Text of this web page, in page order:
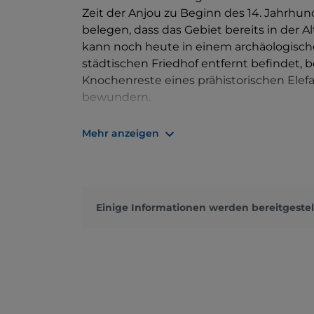
Zeit der Anjou zu Beginn des 14.
belegen, dass das Gebiet bereits in der
kann noch heute in einem
städtischen Friedhof entfernt befindet,
Knochenreste eines prähistorischen
bewundern.
Tore, und erkunden Sie die Gassen von
Widmen Sie einen Teil Ihrer Reiseroute
der Erdbeben, die sie im Laufe der
Mehr anzeigen
Einige Informationen werden